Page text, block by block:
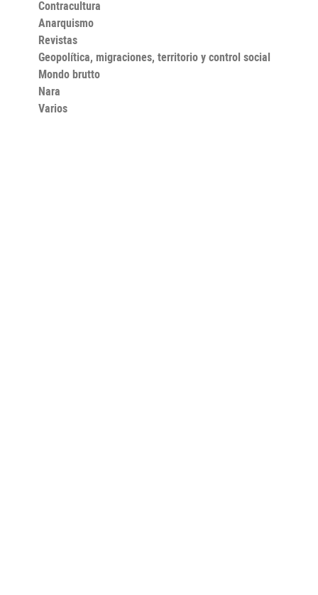
Contracultura
Anarquismo
Revistas
Geopolítica, migraciones, territorio y control social
Mondo brutto
Nara
Varios